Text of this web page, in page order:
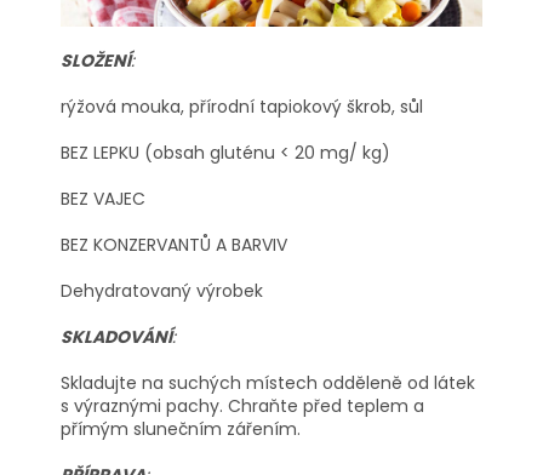
SLOŽENÍ:
rýžová mouka, přírodní tapiokový škrob, sůl
BEZ LEPKU (obsah gluténu < 20 mg/ kg)
BEZ VAJEC
BEZ KONZERVANTŮ A BARVIV
Dehydratovaný výrobek
SKLADOVÁNÍ:
Skladujte na suchých místech odděleně od látek
s výraznými pachy. Chraňte před teplem a
přímým slunečním zářením.